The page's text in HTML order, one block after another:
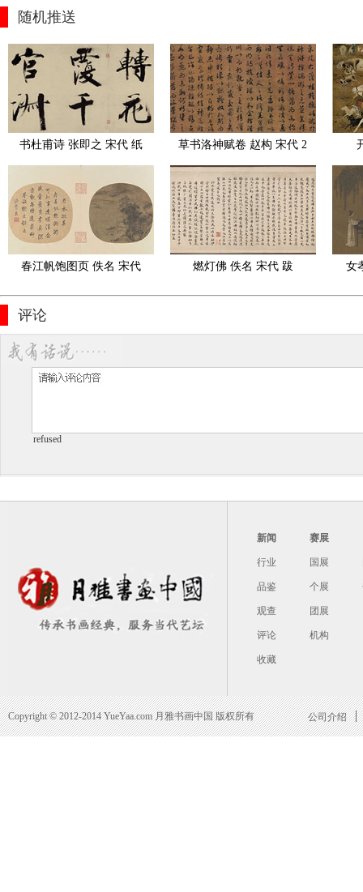
随机推送
书杜甫诗 张即之 宋代 纸
本34.6x128
草书洛神赋卷 赵构 宋代 2
7.3X277
春江帆饱图页 佚名 宋代 燃灯佛 佚名 宋代 跋 女
评论
refused
新闻
行业
品鉴
观查
评论
收藏
赛展
国展
个展
团展
机构
Copyright © 2012-2014 YueYaa.com 月雅书画中国 版权所有 公司介绍